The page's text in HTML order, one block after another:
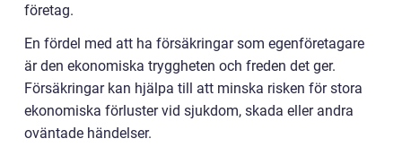
företag.
En fördel med att ha försäkringar som egenföretagare
är den ekonomiska tryggheten och freden det ger.
Försäkringar kan hjälpa till att minska risken för stora
ekonomiska förluster vid sjukdom, skada eller andra
oväntade händelser.